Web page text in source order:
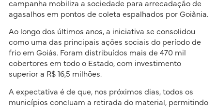
campanha mobiliza a sociedade para arrecadação de
agasalhos em pontos de coleta espalhados por Goiânia.
Ao longo dos últimos anos, a iniciativa se consolidou
como uma das principais ações sociais do período de
frio em Goiás. Foram distribuídos mais de 470 mil
cobertores em todo o Estado, com investimento
superior a R$ 16,5 milhões.
A expectativa é de que, nos próximos dias, todos os
municípios concluam a retirada do material, permitindo